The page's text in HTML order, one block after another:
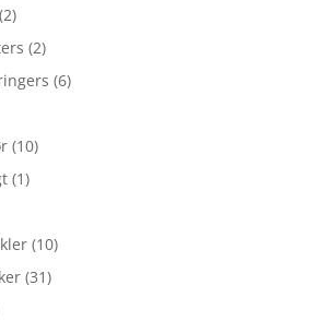
(2)
(2)
(6)
(10)
(1)
(10)
(31)